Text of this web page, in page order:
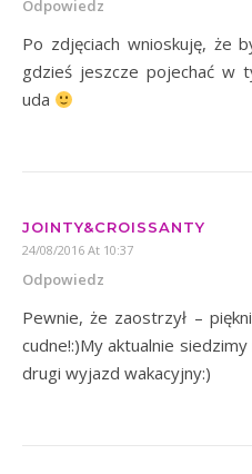
Odpowiedz
Po zdjęciach wnioskuję, że
gdzieś jeszcze pojechać w
uda
JOINTY&CROISSANTY
24/08/2016 At 10:37
Odpowiedz
Pewnie, że zaostrzył –
cudne!:)My aktualnie
drugi wyjazd wakacyjny:)